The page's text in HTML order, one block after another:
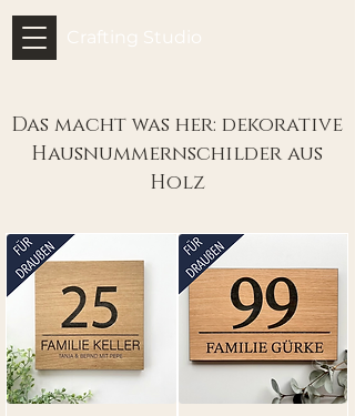
Crafting Studio
Das macht was her: dekorative
Hausnummernschilder aus
Holz